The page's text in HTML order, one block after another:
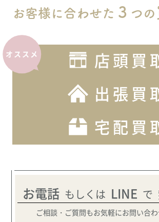
AUDREY オードリー
オクサーナムハ
お客様に合わせた ３ つの
オススメ
店頭買
出張買
宅配買
お電話 もしくは LINE で
ご相談・ご質問もお気軽にお問い合